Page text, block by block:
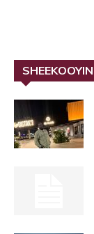
SHEEKOOYIN